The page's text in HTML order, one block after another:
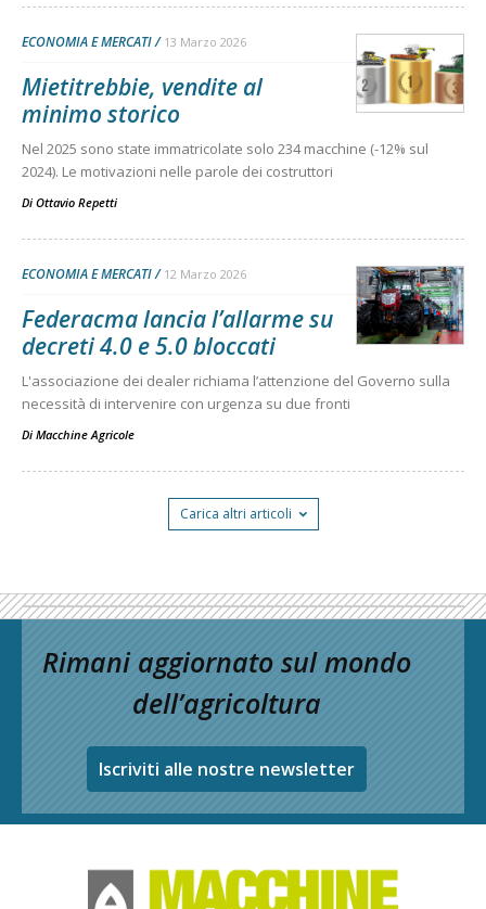
ECONOMIA E MERCATI 13 Marzo 2026
Mietitrebbie, vendite al
minimo storico
Nel 2025 sono state immatricolate solo 234 macchine (-12% sul
2024). Le motivazioni nelle parole dei costruttori
Di Ottavio Repetti
ECONOMIA E MERCATI 12 Marzo 2026
Federacma lancia l’allarme su
decreti 4.0 e 5.0 bloccati
L'associazione dei dealer richiama l’attenzione del Governo sulla
necessità di intervenire con urgenza su due fronti
Di Macchine Agricole
Carica altri articoli
Rimani aggiornato sul mondo
dell’agricoltura
Iscriviti alle nostre newsletter